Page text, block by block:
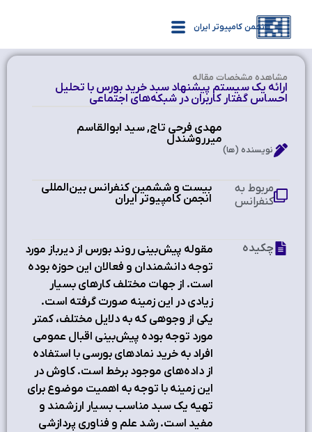
انجمن کامپیوتر ایران
مشاهده‌ مشخصات مقاله
ارائه یک سیستم پیشنهاد سبد خرید بورس با تحلیل
احساس گفتار کاربران در شبکه‌های اجتماعی
مهدی فرحی تاج, سید ابوالقاسم
میرروشندل
نویسنده (ها)
بیست و ششمین کنفرانس بین‌المللی
انجمن کامپیوتر ایران
مربوط به
کنفرانس
مقوله پیش‌بینی روند بورس از دیرباز مورد
توجه دانشمندان و فعالان این حوزه بوده
است. از جهات مختلف کارهای بسیار
زیادی در این زمینه صورت گرفته است.
یکی از وجوهی که به دلایل مختلف، کمتر
مورد توجه بوده پیش‌بینی اقبال عمومی
افراد به خرید نمادهای بورسی با استفاده
از داده‌های موجود برخط است. کاوش در
این زمینه با توجه به اهمیت موضوع برای
تهیه یک سبد مناسب بسیار ارزشمند و
مفید است. رشد علم و فناوری پردازشی
چکیده